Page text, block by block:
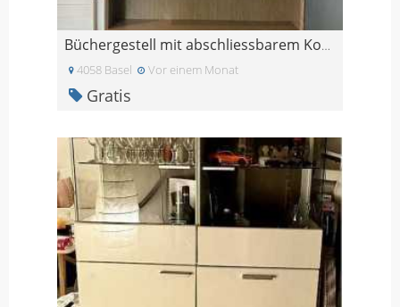
Büchergestell mit abschliessbarem Korpus und 3 Sch
4058 Basel Vor einem Monat
Gratis